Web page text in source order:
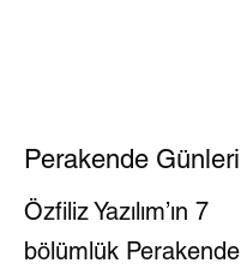
Perakende Günleri
Özfiliz Yazılım’ın 7
bölümlük Perakende